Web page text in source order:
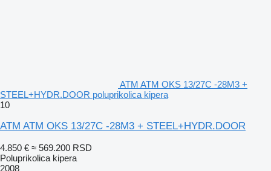
ATM ATM OKS 13/27C -28M3 +
STEEL+HYDR.DOOR poluprikolica kipera
10
ATM ATM OKS 13/27C -28M3 + STEEL+HYDR.DOOR
4.850 € ≈ 569.200 RSD
Poluprikolica kipera
2008